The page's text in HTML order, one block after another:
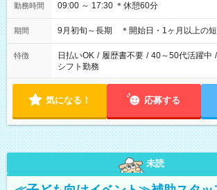
勤務時間 09:00 ～ 17:30 ＊休憩60分
期間 9月初旬～長期 ＊開始日・1ヶ月以上の
特徴 日払いOK / 履歴書不要 / 40～50代活躍中 /
シフト勤務
気になる！ 応募する
未読